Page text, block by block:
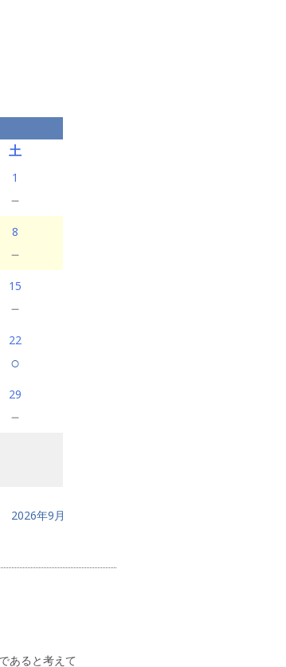
土
1
－
8
－
15
－
22
○
29
－
2026年9月
あると考えて